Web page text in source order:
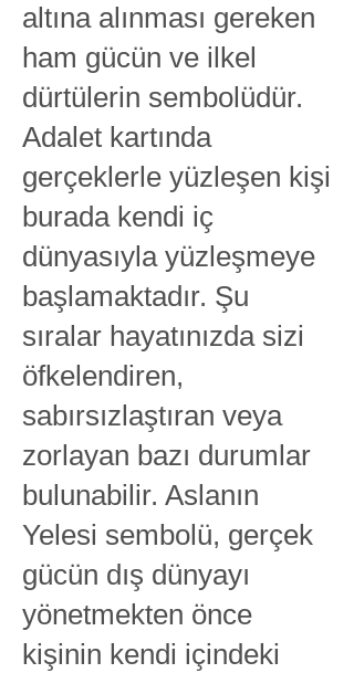
altına alınması gereken
ham gücün ve ilkel
dürtülerin sembolüdür.
Adalet kartında
gerçeklerle yüzleşen kişi
burada kendi iç
dünyasıyla yüzleşmeye
başlamaktadır. Şu
sıralar hayatınızda sizi
öfkelendiren,
sabırsızlaştıran veya
zorlayan bazı durumlar
bulunabilir. Aslanın
Yelesi sembolü, gerçek
gücün dış dünyayı
yönetmekten önce
kişinin kendi içindeki